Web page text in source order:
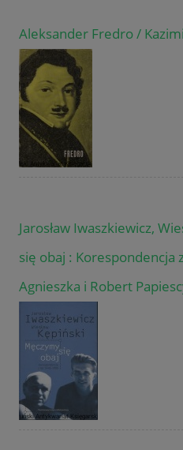
Aleksander Fredro /
Jarosław Iwaszkiewicz,
się obaj : Korespondencja
Agnieszka i Robert